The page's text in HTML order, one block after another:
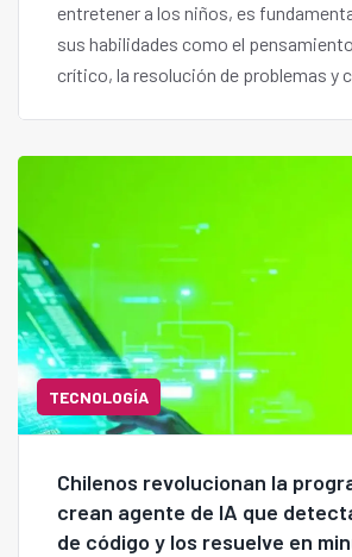
entretener a los niños, es
sus habilidades como el
crítico, la resolución de problemas y
TECNOLOGÍA
Chilenos revolucionan la
crean agente de IA que
de código y los resuelve en